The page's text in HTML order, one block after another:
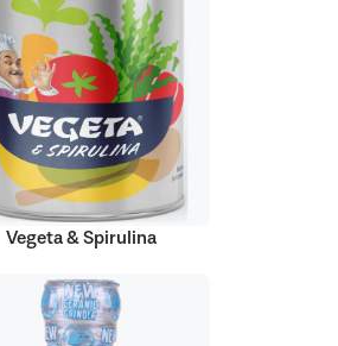
Vegeta & Spirulina